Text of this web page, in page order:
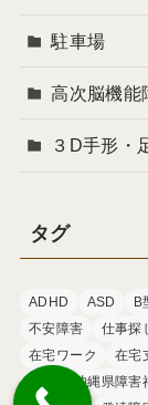
駐車場
高次脳機能
３D手形・
タグ
ADHD ASD B
不安障害
仕事探
在宅ワーク
在宅
沖縄県障害